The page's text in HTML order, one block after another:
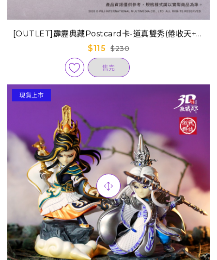
[OUTLET]霹靂典藏Postcard卡-道真雙秀(倦收天+原
無鄉)
$115 $230
售完
現貨上市